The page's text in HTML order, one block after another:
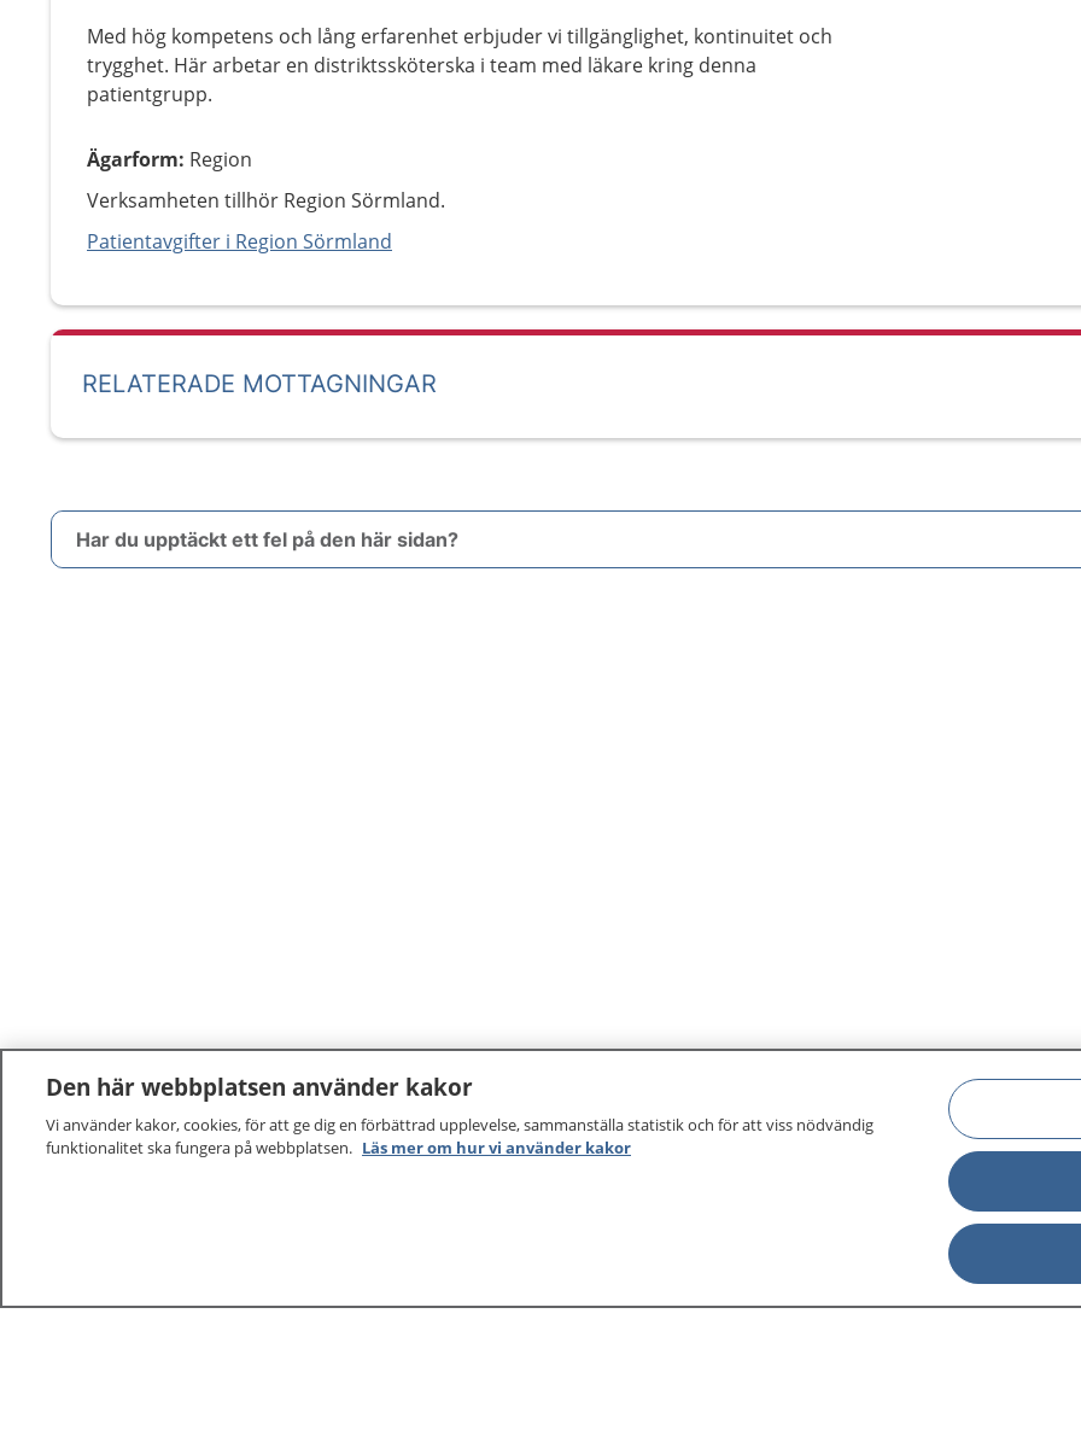
Med hög kompetens och lång erfarenhet erbjuder vi tillgänglighet, kontinuitet och
trygghet. Här arbetar en distriktssköterska i team med läkare kring denna
patientgrupp.
Ägarform: Region
Verksamheten tillhör Region Sörmland.
Patientavgifter i Region Sörmland
RELATERADE MOTTAGNINGAR
Har du upptäckt ett fel på den här sidan?
Den här webbplatsen använder kakor
Vi använder kakor, cookies, för att ge dig en förbättrad upplevelse, sammanställa statistik och för att viss nödvändig
funktionalitet ska fungera på webbplatsen. Läs mer om hur vi använder kakor